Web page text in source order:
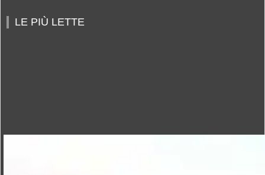
LE PIÙ LETTE